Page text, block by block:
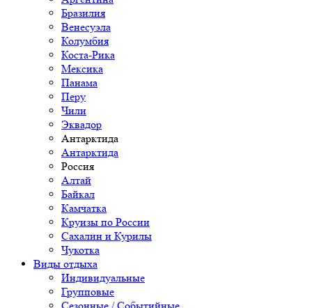
Бразилия
Венесуэла
Колумбия
Коста-Рика
Мексика
Панама
Перу
Чили
Эквадор
Антарктида
Антарктида
Россия
Алтай
Байкал
Камчатка
Круизы по России
Сахалин и Курилы
Чукотка
Виды отдыха
Индивидуальные
Групповые